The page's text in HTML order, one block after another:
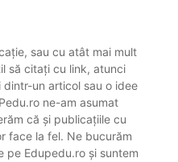
sau cu atât mai mult
să citați cu link, atunci
un articol sau o idee
ne-am asumat
că și publicațiile cu
face la fel. Ne bucurăm
pe Edupedu.ro și suntem